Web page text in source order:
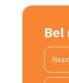
Bel